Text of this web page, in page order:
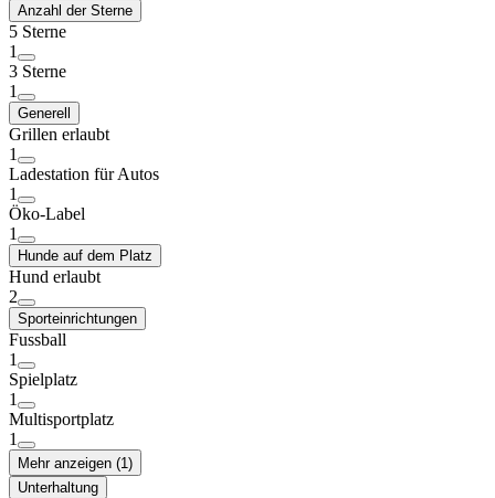
Anzahl der Sterne
5 Sterne
1
3 Sterne
1
Generell
Grillen erlaubt
1
Ladestation für Autos
1
Öko-Label
1
Hunde auf dem Platz
Hund erlaubt
2
Sporteinrichtungen
Fussball
1
Spielplatz
1
Multisportplatz
1
Mehr anzeigen (1)
Unterhaltung